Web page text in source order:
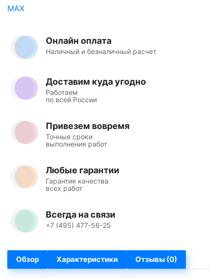
Онлайн оплата
Наличный и безналичный расчет
Доставим куда угодно
Работаем
по всей России
Привезем вовремя
Точные сроки
выполнения работ
Любые гарантии
Гарантия качества
всех работ
Всегда на связи
+7 (495) 477-56-25
Обзор Характеристики Отзывы (0)